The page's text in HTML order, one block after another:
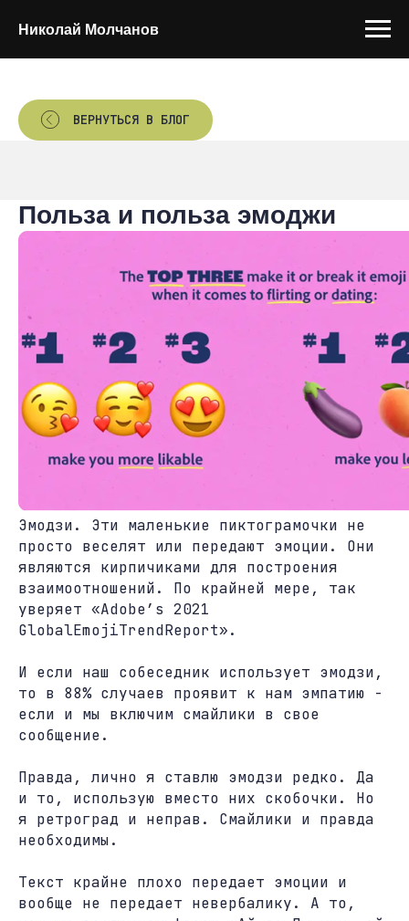
Николай Молчанов
ВЕРНУТЬСЯ В БЛОГ
Польза и польза эмоджи
Эмодзи. Эти маленькие пиктограмочки не
просто веселят или передают эмоции. Они
являются кирпичиками для построения
взаимоотношений. По крайней мере, так
уверяет «Adobe’s 2021
GlobalEmojiTrendReport».
И если наш собеседник использует эмодзи,
то в 88% случаев проявит к нам эмпатию -
если и мы включим смайлики в свое
сообщение.
Правда, лично я ставлю эмодзи редко. Да
и то, использую вместо них скобочки. Но
я ретроград и неправ. Смайлики и правда
необходимы.
Текст крайне плохо передает эмоции и
вообще не передает невербалику. А то,